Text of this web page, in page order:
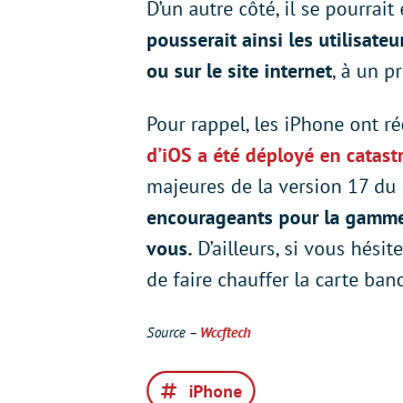
D’un autre côté, il se pourrait
pousserait ainsi les
ou sur le site internet, à un
Pour rappel, les iPhone ont
d’iOS a été déployé en
majeures de la version 17 du
encourageants pour la
vous. D’ailleurs, si vous
de faire chauffer la carte
Source – Wccftech
iPhone